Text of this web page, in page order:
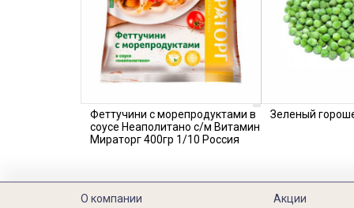
Феттучини с морепродуктами в
соусе Неаполитано с/м Витамин
Мираторг 400гр 1/10 Россия
Зеленый
О компании
Акции